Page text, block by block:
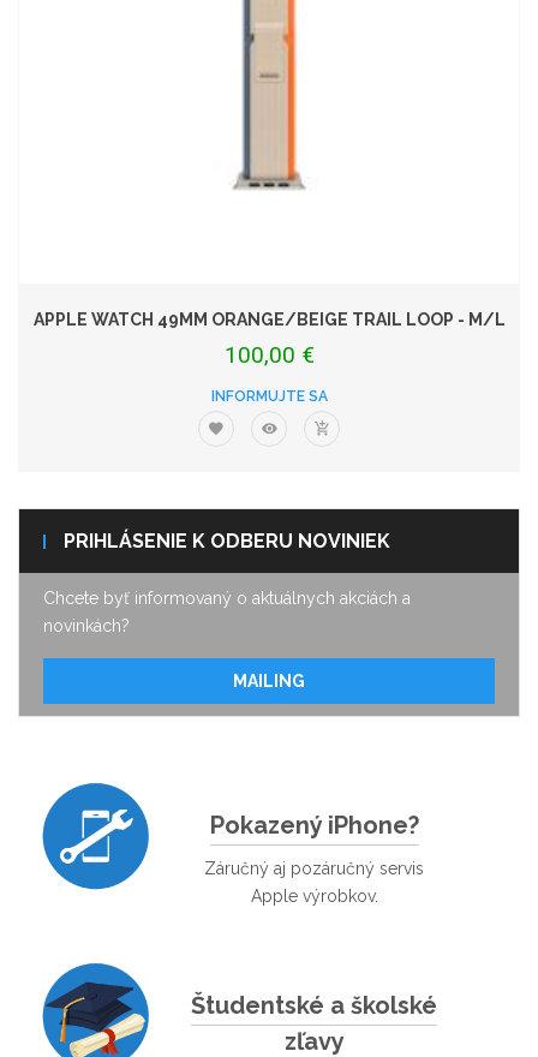
APPLE WATCH 49MM ORANGE/BEIGE TRAIL LOOP - M/L
100,00 €
INFORMUJTE SA
PRIHLÁSENIE K ODBERU NOVINIEK
Chcete byť informovaný o aktuálnych akciách a
novinkách?
MAILING
Pokazený iPhone?
Záručný aj pozáručný servis
Apple výrobkov.
Študentské a školské
zľavy